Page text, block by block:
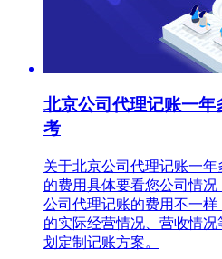
北京公司代理记账一
考
关于北京公司代理记账一
的费用具体要看您公司情
公司代理记账的费用不一
的实际经营情况、营收情
划定制记账方案。